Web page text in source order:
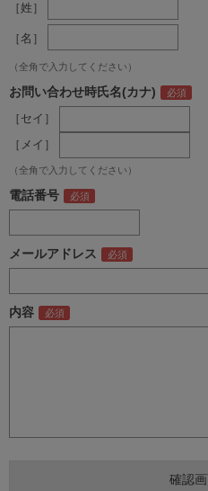
［姓］
［名］
（全角で入力してください）
お問い合わせ時氏名(カナ)
［セイ］
［メイ］
（全角で入力してください）
電話番号
メールアドレス
内容